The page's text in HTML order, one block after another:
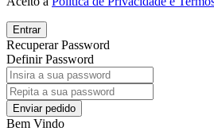
Entrar
Recuperar Password
Definir Password
Enviar pedido
Bem Vindo